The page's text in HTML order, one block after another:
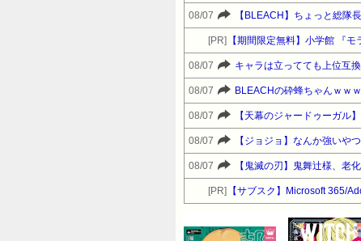
08/07 【BLEACH】ちょっと総隊
[PR] 【期間限定無料】小学館 『
08/07 キャラは立ってても上位互
08/07 BLEACHの砕蜂ちゃんｗｗｗ
08/07 【天幕のジャードゥーガル
08/07 【ジョジョ】なんか強いやつ
08/07 【鬼滅の刃】鬼舞辻様、老
[PR] 【サブスク】Microsoft 365/